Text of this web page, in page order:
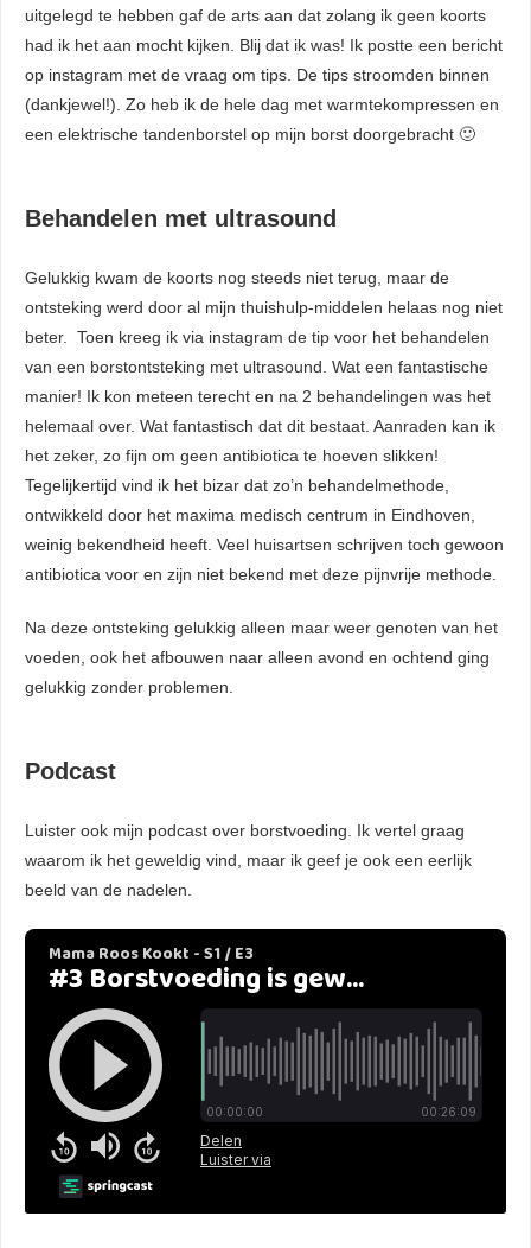
uitgelegd te hebben gaf de arts aan dat zolang ik geen koorts
had ik het aan mocht kijken. Blij dat ik was! Ik postte een bericht
op instagram met de vraag om tips. De tips stroomden binnen
(dankjewel!). Zo heb ik de hele dag met warmtekompressen en
een elektrische tandenborstel op mijn borst doorgebracht 🙂
Behandelen met ultrasound
Gelukkig kwam de koorts nog steeds niet terug, maar de
ontsteking werd door al mijn thuishulp-middelen helaas nog niet
beter. Toen kreeg ik via instagram de tip voor het behandelen
van een borstontsteking met ultrasound. Wat een fantastische
manier! Ik kon meteen terecht en na 2 behandelingen was het
helemaal over. Wat fantastisch dat dit bestaat. Aanraden kan ik
het zeker, zo fijn om geen antibiotica te hoeven slikken!
Tegelijkertijd vind ik het bizar dat zo’n behandelmethode,
ontwikkeld door het maxima medisch centrum in Eindhoven,
weinig bekendheid heeft. Veel huisartsen schrijven toch gewoon
antibiotica voor en zijn niet bekend met deze pijnvrije methode.
Na deze ontsteking gelukkig alleen maar weer genoten van het
voeden, ook het afbouwen naar alleen avond en ochtend ging
gelukkig zonder problemen.
Podcast
Luister ook mijn podcast over borstvoeding. Ik vertel graag
waarom ik het geweldig vind, maar ik geef je ook een eerlijk
beeld van de nadelen.